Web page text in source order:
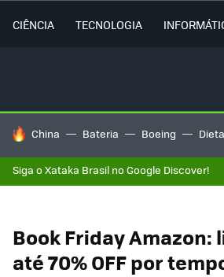
CIÊNCIA TECNOLOGIA
TENDÊNCIAS DO DIA
China Bateria Boeing Dieta
Siga o Xataka Brasil no Google Discover!
Book Friday Amazon:
até 70% OFF por